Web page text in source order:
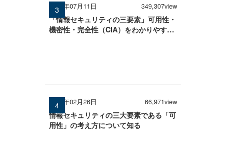
2025年07月11日 349,307view
「情報セキュリティの三要素」可用性・
機密性・完全性（CIA）をわかりやすく
2026年02月26日 66,971view
情報セキュリティの三大要素である「可
用性」の考え方について知る